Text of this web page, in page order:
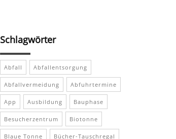
Schlagwörter
Abfall Abfallentsorgung
Abfallvermeidung Abfuhrtermine
App Ausbildung Bauphase
Besucherzentrum Biotonne
Blaue Tonne Bücher-Tauschregal